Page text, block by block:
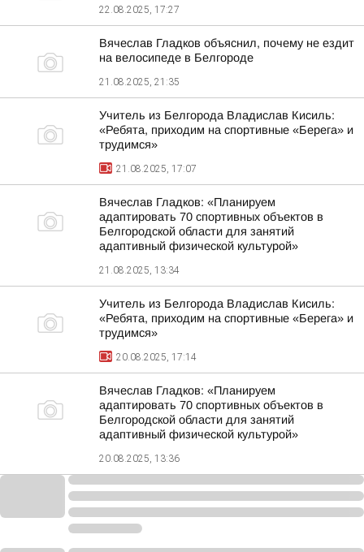
22.08.2025, 17:27
Вячеслав Гладков объяснил, почему не ездит
на велосипеде в Белгороде
21.08.2025, 21:35
Учитель из Белгорода Владислав Кисиль:
«Ребята, приходим на спортивные «Берега» и
трудимся»
21.08.2025, 17:07
Вячеслав Гладков: «Планируем
адаптировать 70 спортивных объектов в
Белгородской области для занятий
адаптивный физической культурой»
21.08.2025, 13:34
Учитель из Белгорода Владислав Кисиль:
«Ребята, приходим на спортивные «Берега» и
трудимся»
20.08.2025, 17:14
Вячеслав Гладков: «Планируем
адаптировать 70 спортивных объектов в
Белгородской области для занятий
адаптивный физической культурой»
20.08.2025, 13:36